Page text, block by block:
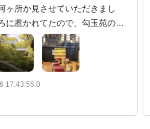
ヶ所か見させていただきまし
に惹かれてたので、勾玉苑の季
てもよかったです。
の説明も一通り全て行ってくだ
っても歴史ある場所ですので、
感じました。
17:43:55.0